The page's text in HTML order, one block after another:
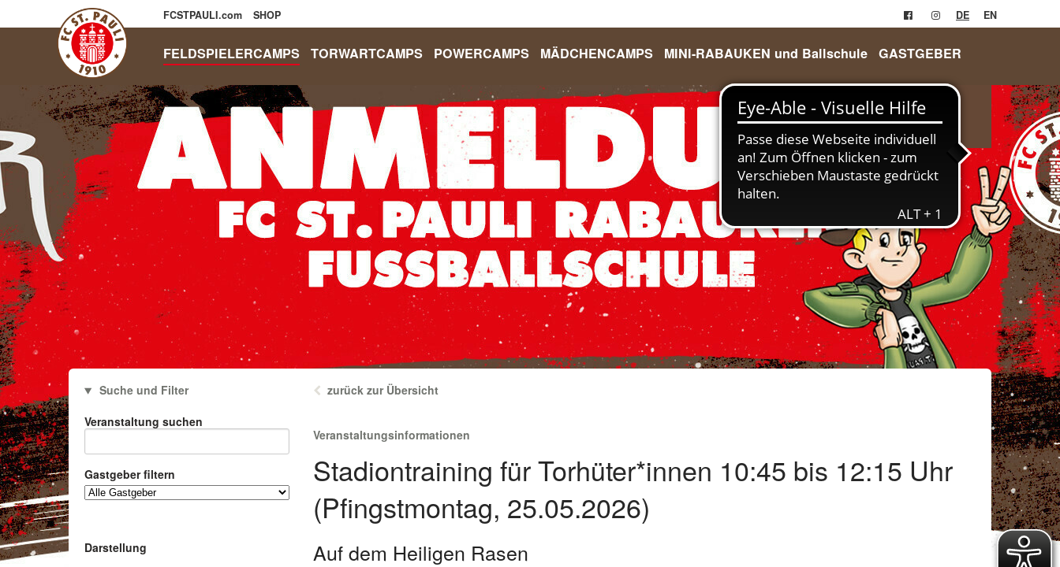
FCSTPAULI.com SHOP DE EN
FELDSPIELERCAMPS TORWARTCAMPS POWERCAMPS MÄDCHENCAMPS MINI-RABAUKEN und Ballschule GASTGEBER
Login
Anmelden
Suche und Filter
Veranstaltung suchen
Gastgeber filtern
Darstellung
zurück zur Übersicht
Veranstaltungsinformationen
Stadiontraining für Torhüter*innen 10:45 bis 12:15 Uhr
(Pfingstmontag, 25.05.2026)
Auf dem Heiligen Rasen